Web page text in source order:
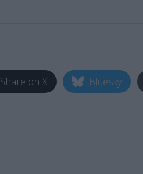
Share on X Bluesky